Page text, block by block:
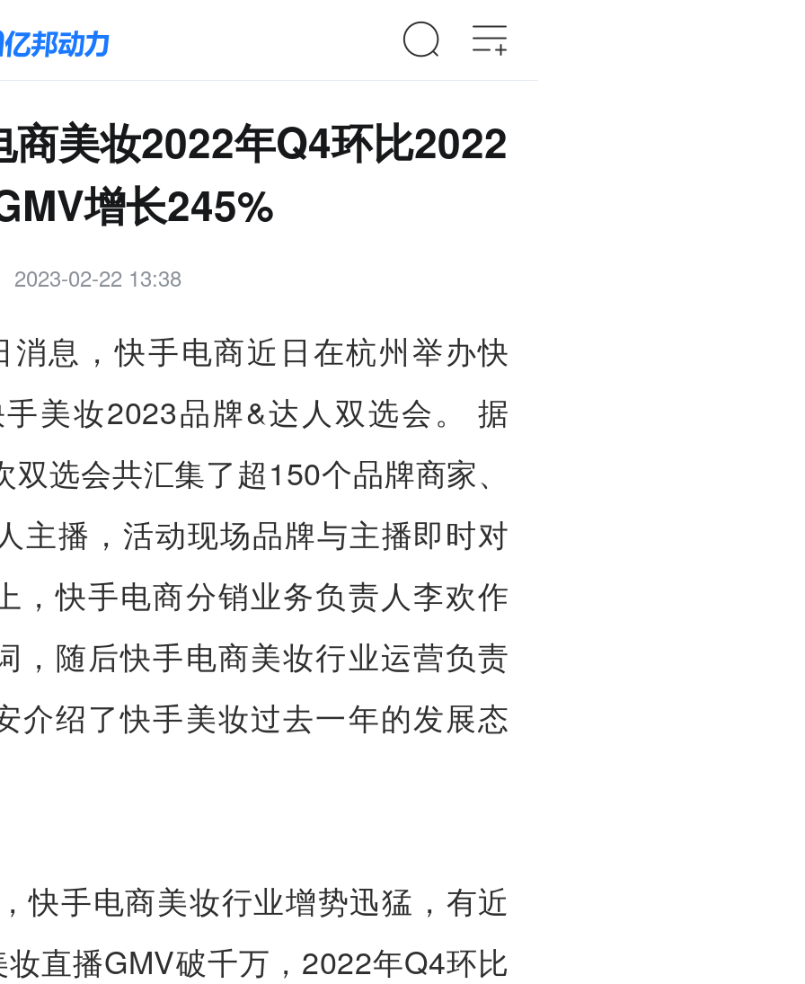
商美妆2022年Q4环比2022
增长245%
2023-02-22 13:38
消息，快手电商近日在杭州举办快
手美妆2023品牌&达人双选会。 据
双选会共汇集了超150个品牌商家、
主播，活动现场品牌与主播即时对
，快手电商分销业务负责人李欢作
，随后快手电商美妆行业运营负责
介绍了快手美妆过去一年的发展态
快手电商美妆行业增势迅猛，有近
直播GMV破千万，2022年Q4环比